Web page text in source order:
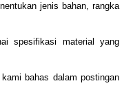
jenis bahan, rangka
spesifikasi material yang
bahas dalam postingan